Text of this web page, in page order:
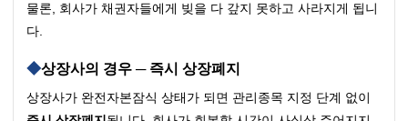
물론, 회사가 채권자들에게 빚을 다 갚지 못하고 사라지게 됩니
다.
상장사의 경우 ─ 즉시 상장폐지